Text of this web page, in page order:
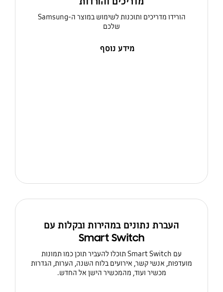
הורידו מדריכים ותוכנות לשימוש במוצר ה-Samsung
שלכם
מידע נוסף
העברת נתונים במהירות ובקלות עם
Smart Switch
עם Smart Switch תוכלו להעביר תוכן כמו תמונות
מועדפות, אנשי קשר, אירועים בלוח השנה, הערות, הגדרות
מכשיר ועוד, מהמכשיר הישן אל החדש.